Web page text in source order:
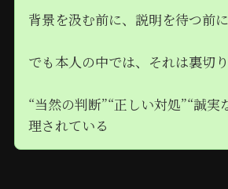
背景を汲む前に、説明を待つ前
でも本人の中では、それは裏切
“当然の判断”“正しい対処”“誠実
理されている